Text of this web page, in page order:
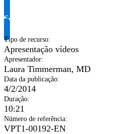
Solicite informação do produto
Tipo de recurso:
Apresentação vídeos
Apresentador:
Laura Timmerman, MD
Data da publicação:
4/2/2014
Duração:
10:21
Número de referência:
VPT1-00192-EN